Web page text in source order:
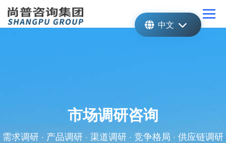
中文
市场调研咨询
需求调研 · 产品调研 · 渠道调研 · 竞争格局 · 供应链调研